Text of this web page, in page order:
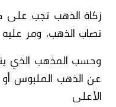
زكاة الذهب تجب على
نصاب الذهب، ومر
وحسب المذهب الذي
عن الذهب الملبوس
الأعلى